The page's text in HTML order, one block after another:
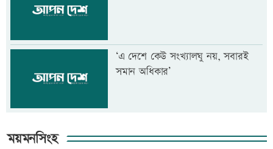
‘এ দেশে কেউ সংখ্যালঘু নয়, সবারই
সমান অধিকার’
ময়মনসিংহ